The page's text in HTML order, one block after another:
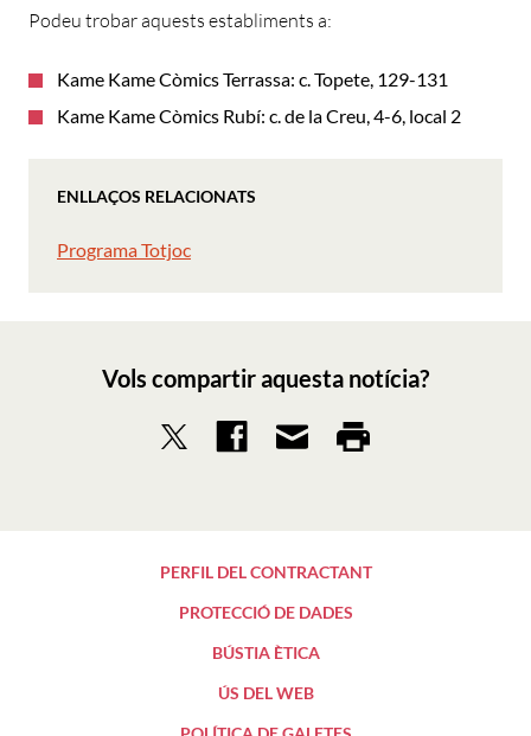
Podeu trobar aquests establiments a:
Kame Kame Còmics Terrassa: c. Topete, 129-131
Kame Kame Còmics Rubí: c. de la Creu, 4-6, local 2
ENLLAÇOS RELACIONATS
Programa Totjoc
Vols compartir aquesta notícia?
PERFIL DEL CONTRACTANT
PROTECCIÓ DE DADES
BÚSTIA ÈTICA
ÚS DEL WEB